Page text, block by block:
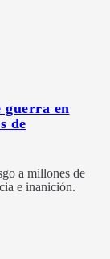
guerra en
de
a millones de
e inanición.